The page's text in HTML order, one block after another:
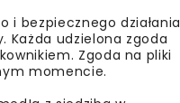
i bezpiecznego działania
Każda udzielona zgoda
Zgoda na pliki
momencie.